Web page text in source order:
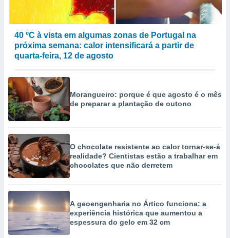
40 ºC à vista em algumas zonas de Portugal na
próxima semana: calor intensificará a partir de
quarta-feira, 12 de agosto
Morangueiro: porque é que agosto é o mês
de preparar a plantação de outono
O chocolate resistente ao calor tornar-se-á
realidade? Cientistas estão a trabalhar em
chocolates que não derretem
A geoengenharia no Ártico funciona: a
experiência histórica que aumentou a
espessura do gelo em 32 cm